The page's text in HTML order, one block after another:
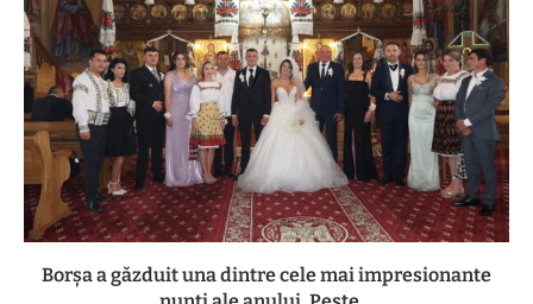
Borșa a găzduit una dintre cele mai impresionante